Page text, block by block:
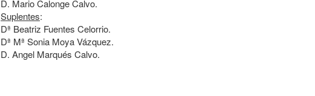
D. Mario Calonge Calvo.
Suplentes:
Dª Beatriz Fuentes Celorrio.
Dª Mª Sonia Moya Vázquez.
D. Angel Marqués Calvo.